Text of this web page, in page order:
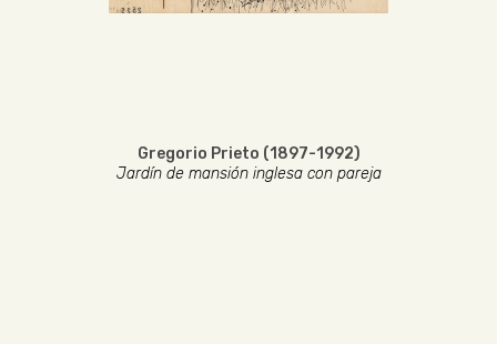
Gregorio Prieto (1897-1992)
Jardín de mansión inglesa con pareja